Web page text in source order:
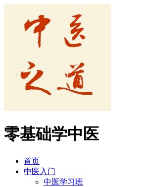
零基础学中医
首页
中医入门
中医学习班